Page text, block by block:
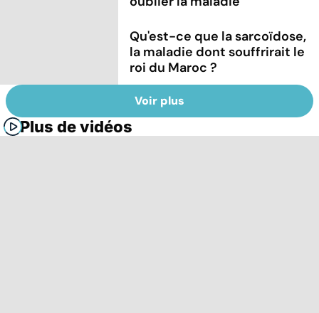
Qu'est-ce que la sarcoïdose,
la maladie dont souffrirait le
roi du Maroc ?
Voir plus
Plus de vidéos